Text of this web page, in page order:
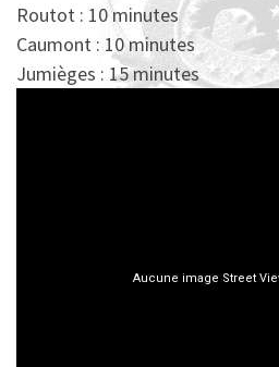
Routot : 10 minutes
Caumont : 10 minutes
Jumièges : 15 minutes